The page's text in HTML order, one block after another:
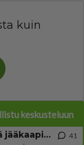
kuin
keskusteluun
Uusioperheen aikuiset lapset tyhjentää jääkaapin käydessään
41